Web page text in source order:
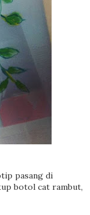
pasang di
botol cat rambut,